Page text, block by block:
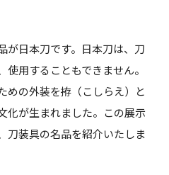
が日本刀です。日本刀は、刀
用することもできません。
めの外装を拵（こしらえ）と
化が生まれました。この展示
刀装具の名品を紹介いたしま